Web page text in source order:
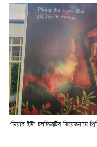
‘ডিয়ার ইউ’ চলচ্চিত্রটির ভিয়েতনামে